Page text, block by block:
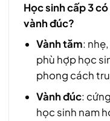
Học sinh cấp 3
vành đúc?
Vành tăm:
phù hợp học
phong cách
Vành đúc:
học sinh nam